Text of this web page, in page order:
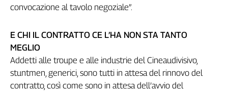
Alto
Campania
Emilia-
Romagna
convocazione al tavolo negoziale”.
E CHI IL CONTRATTO CE L’HA NON STA TANTO
MEGLIO
Addetti alle troupe e alle industrie del Cineaudivisivo,
stuntmen, generici, sono tutti in attesa del rinnovo del
contratto, così come sono in attesa dell’avvio del